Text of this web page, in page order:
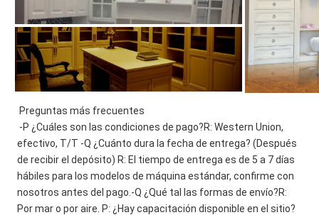
Preguntas más frecuentes
-P ¿Cuáles son las condiciones de pago?R: Western Union,
efectivo, T/T -Q ¿Cuánto dura la fecha de entrega? (Después
de recibir el depósito) R: El tiempo de entrega es de 5 a 7 días
hábiles para los modelos de máquina estándar, confirme con
nosotros antes del pago.-Q ¿Qué tal las formas de envío?R:
Por mar o por aire. P: ¿Hay capacitación disponible en el sitio?